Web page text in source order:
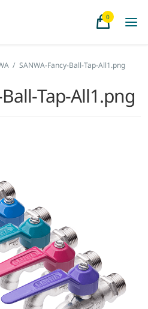
0
/ SANWA-Fancy-Ball-Tap-All1.png
Tap-All1.png